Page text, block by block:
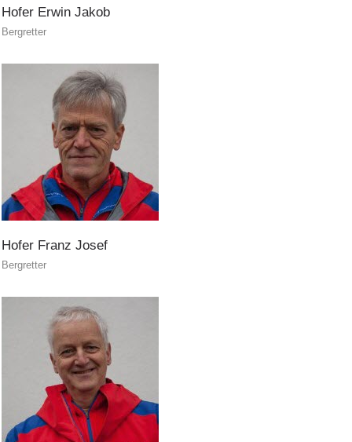
DIVENTARE VOLONTARI
Appartenenza
Hofer Erwin Jakob
Bergretter
Hofer Franz Josef
Bergretter